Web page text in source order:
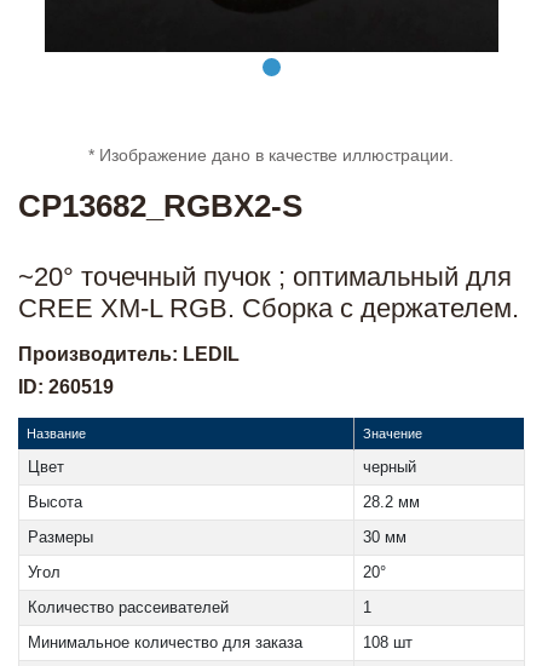
* Изображение дано в качестве иллюстрации.
CP13682_RGBX2-S
~20° точечный пучок ; оптимальный для
CREE XM-L RGB. Сборка с держателем.
Производитель: LEDIL
ID: 260519
Название Значение
Цвет
черный
Высота
28.2 мм
Размеры
30 мм
Угол
20°
Количество рассеивателей
1
Минимальное количество для заказа
108 шт